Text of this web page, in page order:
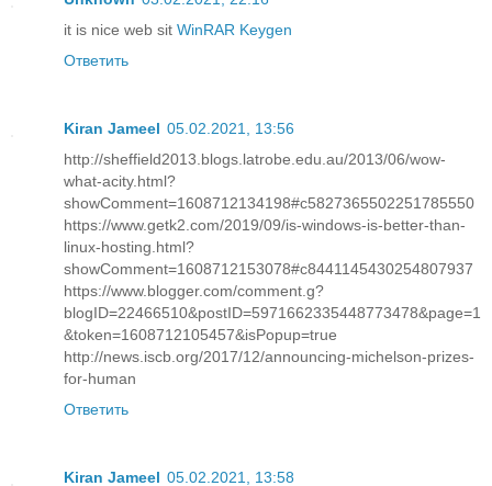
it is nice web sit WinRAR Keygen
Ответить
Kiran Jameel 05.02.2021, 13:56
http://sheffield2013.blogs.latrobe.edu.au/2013/06/wow-
what-acity.html?
showComment=1608712134198#c5827365502251785550
https://www.getk2.com/2019/09/is-windows-is-better-than-
linux-hosting.html?
showComment=1608712153078#c8441145430254807937
https://www.blogger.com/comment.g?
blogID=22466510&postID=5971662335448773478&page=1
&token=1608712105457&isPopup=true
http://news.iscb.org/2017/12/announcing-michelson-prizes-
for-human
Ответить
Kiran Jameel 05.02.2021, 13:58